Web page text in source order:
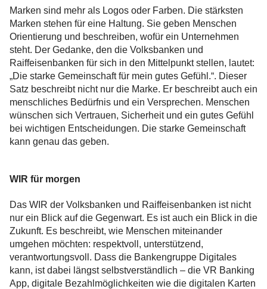
Marken sind mehr als Logos oder Farben. Die stärksten
Marken stehen für eine Haltung. Sie geben Menschen
Orientierung und beschreiben, wofür ein Unternehmen
steht. Der Gedanke, den die Volksbanken und
Raiffeisenbanken für sich in den Mittelpunkt stellen, lautet:
„Die starke Gemeinschaft für mein gutes Gefühl.“. Dieser
Satz beschreibt nicht nur die Marke. Er beschreibt auch ein
menschliches Bedürfnis und ein Versprechen. Menschen
wünschen sich Vertrauen, Sicherheit und ein gutes Gefühl
bei wichtigen Entscheidungen. Die starke Gemeinschaft
kann genau das geben.
WIR für morgen
Das WIR der Volksbanken und Raiffeisenbanken ist nicht
nur ein Blick auf die Gegenwart. Es ist auch ein Blick in die
Zukunft. Es beschreibt, wie Menschen miteinander
umgehen möchten: respektvoll, unterstützend,
verantwortungsvoll. Dass die Bankengruppe Digitales
kann, ist dabei längst selbstverständlich – die VR Banking
App, digitale Bezahlmöglichkeiten wie die digitalen Karten